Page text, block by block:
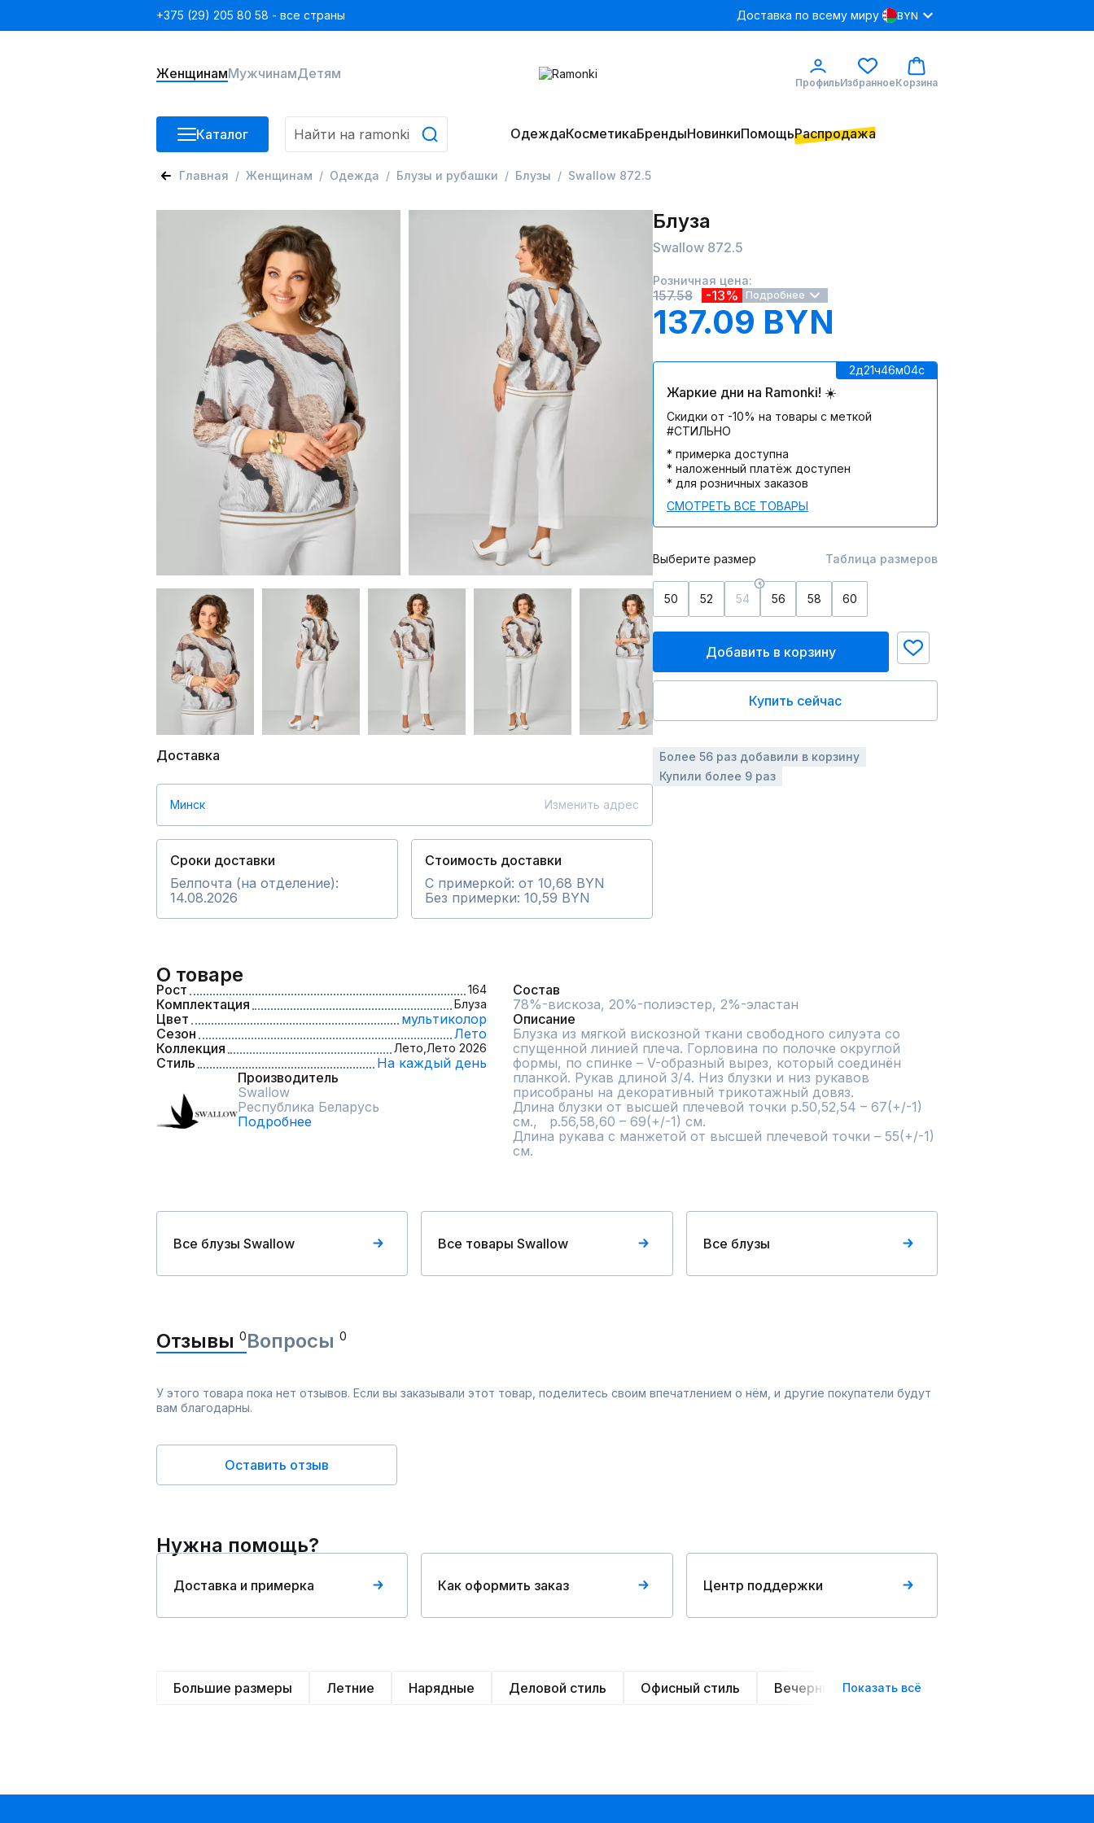
+375 (29) 205 80 58 - все страны Доставка по всему миру BYN
ЖенщинамМужчинамДетям
ПрофильИзбранноеКорзина
Каталог ОдеждаКосметикаБрендыНовинкиПомощьРаспродажа
Главная Женщинам Одежда Блузы и рубашки Блузы Swallow 872.5
Доставка
Минск Изменить адрес
Сроки доставки
Белпочта (на отделение):
14.08.2026
Стоимость доставки
С примеркой: от 10,68 BYN
Без примерки: 10,59 BYN
Блуза
Swallow 872.5
Розничная цена:
157.58 -13% Подробнее
137.09 BYN
2д21ч46м04c
Жаркие дни на Ramonki! ☀️
Скидки от -10% на товары с меткой
#СТИЛЬНО
* примерка доступна
* наложенный платёж доступен
* для розничных заказов
СМОТРЕТЬ ВСЕ ТОВАРЫ
Выберите размер Таблица размеров
50 52 54 56 58 60
Добавить в корзину
Купить сейчас
Более 56 раз добавили в корзину
Купили более 9 раз
О товаре
Рост 164
Комплектация Блуза
Цвет
мультиколор
Сезон
Лето
Коллекция
Лето, Лето 2026
Стиль
На каждый день
Производитель
Swallow
Республика Беларусь
Подробнее
Состав
78%-вискоза, 20%-полиэстер, 2%-эластан
Описание
Блузка из мягкой вискозной ткани свободного силуэта со
спущенной линией плеча. Горловина по полочке округлой
формы, по спинке – V-образный вырез, который соединён
планкой. Рукав длиной 3/4. Низ блузки и низ рукавов
присобраны на декоративный трикотажный довяз.
Длина блузки от высшей плечевой точки р.50,52,54 – 67(+/-1)
см.,   р.56,58,60 – 69(+/-1) см.
Длина рукава с манжетой от высшей плечевой точки – 55(+/-1)
см.
Все блузы Swallow Все товары Swallow Все блузы
Отзывы 0Вопросы 0
У этого товара пока нет отзывов. Если вы заказывали этот товар, поделитесь своим впечатлением о нём, и другие покупатели будут
вам благодарны.
Оставить отзыв
Нужна помощь?
Доставка и примерка Как оформить заказ Центр поддержки
Большие размеры Летние Нарядные Деловой стиль Офисный стиль Вечерние Классические
Показать всё